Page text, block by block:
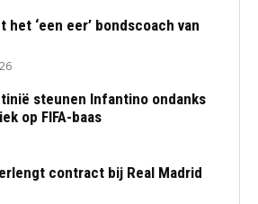
het ‘een eer’ bondscoach van
steunen Infantino ondanks
op FIFA-baas
contract bij Real Madrid